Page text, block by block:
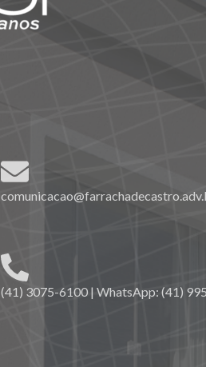
(41) 3075-6100 | WhatsApp: (41)